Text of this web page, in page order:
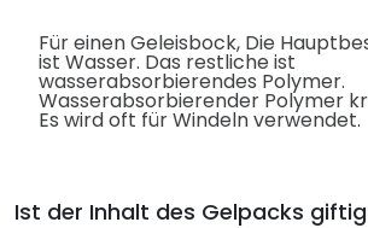
Für einen Geleisbock, Die
ist Wasser. Das restliche ist
wasserabsorbierendes Polymer.
Wasserabsorbierender Polymer
Es wird oft für Windeln verwendet.
Ist der Inhalt des Gelpacks